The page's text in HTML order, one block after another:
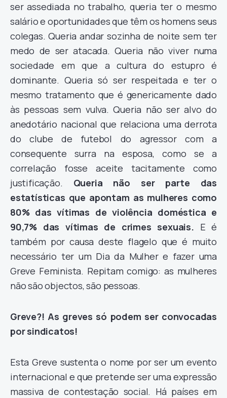
ser assediada no trabalho, queria ter o mesmo
salário e oportunidades que têm os homens seus
colegas. Queria andar sozinha de noite sem ter
medo de ser atacada. Queria não viver numa
sociedade em que acultura do estupro é
dominante. Queria só ser respeitada e ter o
mesmo tratamento que é genericamente dado
às pessoas sem vulva. Queria não ser alvo do
anedotário nacional que relaciona uma derrota
do clube de futebol do agressor com a
consequente surra na esposa, como se a
correlação fosse aceite tacitamente como
justificação. Queria não ser parte das
estatísticas que apontam as mulheres como
80% das vítimas de violência doméstica e
90,7% das vítimas de crimes sexuais. E é
também por causa deste flagelo que é muito
necessário ter um Dia da Mulher e fazer uma
Greve Feminista. Repitam comigo: as mulheres
não são objectos, são pessoas.
Greve?! As greves só podem ser convocadas
por sindicatos!
Esta Greve sustenta o nome por ser um evento
internacional e que pretende ser uma expressão
massiva de contestação social. Há países em